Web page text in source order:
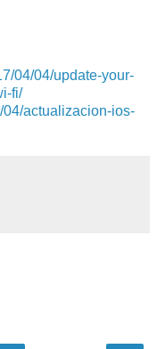
04/04/update-your-
fi/
04/actualizacion-ios-